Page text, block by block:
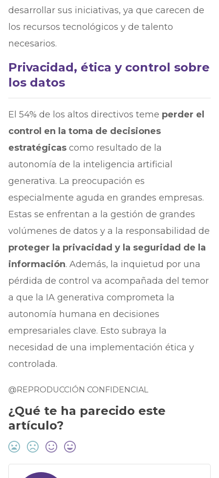
desarrollar sus iniciativas, ya que carecen de
los recursos tecnológicos y de talento
necesarios.
Privacidad, ética y control sobre
los datos
El 54% de los altos directivos teme perder el
control en la toma de decisiones
estratégicas como resultado de la
autonomía de la inteligencia artificial
generativa. La preocupación es
especialmente aguda en grandes empresas.
Estas se enfrentan a la gestión de grandes
volúmenes de datos y a la responsabilidad de
proteger la privacidad y la seguridad de la
información. Además, la inquietud por una
pérdida de control va acompañada del temor
a que la IA generativa comprometa la
autonomía humana en decisiones
empresariales clave. Esto subraya la
necesidad de una implementación ética y
controlada.
@REPRODUCCIÓN CONFIDENCIAL
¿Qué te ha parecido este
artículo?